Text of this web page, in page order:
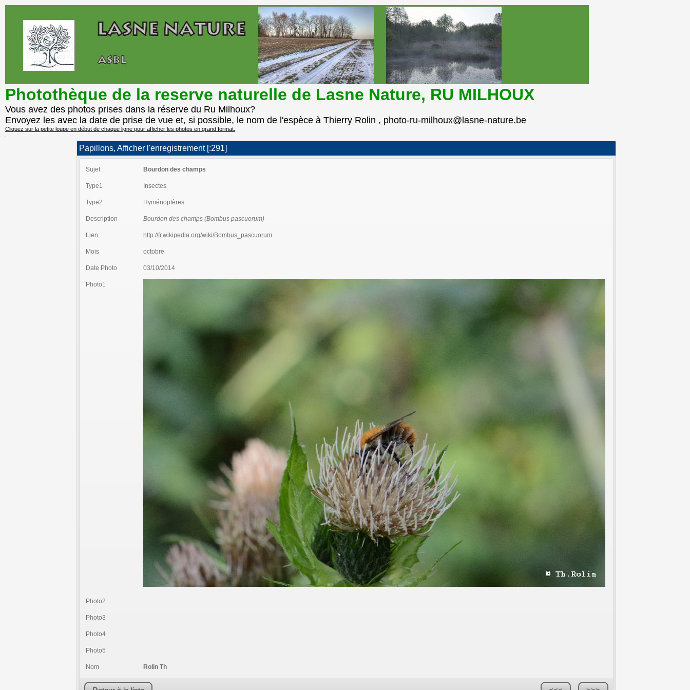
Photothèque de la reserve naturelle de Lasne Nature, RU MILHOUX
Vous avez des photos prises dans la réserve du Ru Milhoux?
Envoyez les avec la date de prise de vue et, si possible, le nom de l'espèce à Thierry Rolin , photo-ru-milhoux@lasne-nature.be
Cliquez sur la petite loupe en début de chaque ligne pour afficher les photos en grand format.
Papillons, Afficher l'enregistrement [:291]
Sujet Bourdon des champs
Type1 Insectes
Type2 Hyménoptères
Description Bourdon des champs (Bombus pascuorum)
Lien http://fr.wikipedia.org/wiki/Bombus_pascuorum
Mois octobre
Date Photo 03/10/2014
Photo1
Photo2
Photo3
Photo4
Photo5
Nom Rolin Th